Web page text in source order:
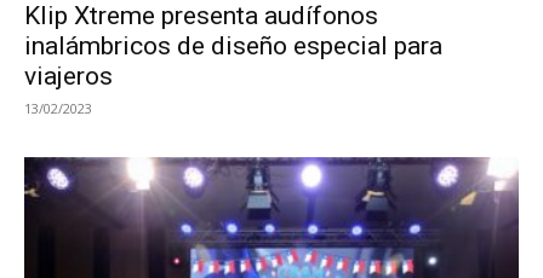
Klip Xtreme presenta audífonos
inalámbricos de diseño especial para
viajeros
13/02/2023